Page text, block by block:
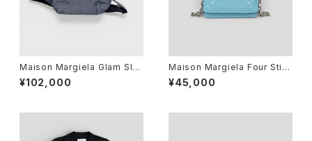
Maison Margiela Glam Sla
m Sport Body Bag Denim
Navy
¥102,000
Maison Margiela Four Stitc
hes Chain Wallet Aqua
¥45,000